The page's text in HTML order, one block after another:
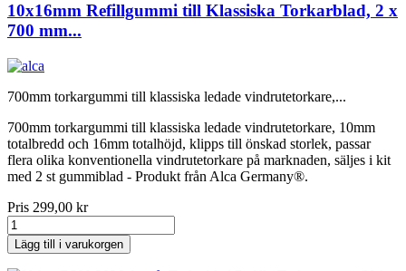
10x16mm Refillgummi till Klassiska Torkarblad, 2 x
700 mm...
700mm torkargummi till klassiska ledade vindrutetorkare,...
700mm torkargummi till klassiska ledade vindrutetorkare, 10mm
totalbredd och 16mm totalhöjd, klipps till önskad storlek, passar
flera olika konventionella vindrutetorkare på marknaden, säljes i kit
med 2 st gummiblad - Produkt från Alca Germany®.
Pris 299,00 kr
Lägg till i varukorgen